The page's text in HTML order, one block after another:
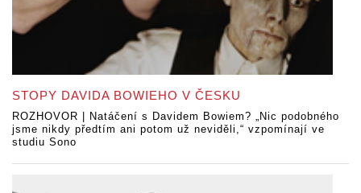
STOPY DAVIDA BOWIEHO V ČESKU
ROZHOVOR | Natáčení s Davidem Bowiem? „Nic podobného
jsme nikdy předtím ani potom už neviděli,“ vzpomínají ve
studiu Sono